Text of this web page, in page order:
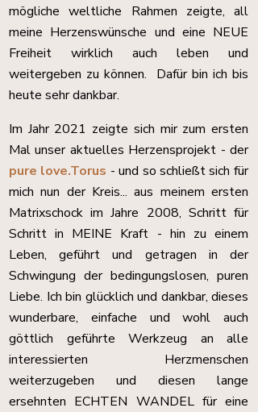
mögliche weltliche Rahmen zeigte, all
meine Herzenswünsche und eine NEUE
Freiheit wirklich auch leben und
weitergeben zu können. Dafür bin ich bis
heute sehr dankbar.
Im Jahr 2021 zeigte sich mir zum ersten
Mal unser aktuelles Herzensprojekt - der
pure love.Torus - und so schließt sich für
mich nun der Kreis... aus meinem ersten
Matrixschock im Jahre 2008, Schritt für
Schritt in MEINE Kraft - hin zu einem
Leben, geführt und getragen in der
Schwingung der bedingungslosen, puren
Liebe. Ich bin glücklich und dankbar, dieses
wunderbare, einfache und wohl auch
göttlich geführte Werkzeug an alle
interessierten Herzmenschen
weiterzugeben und diesen lange
ersehnten ECHTEN WANDEL für eine